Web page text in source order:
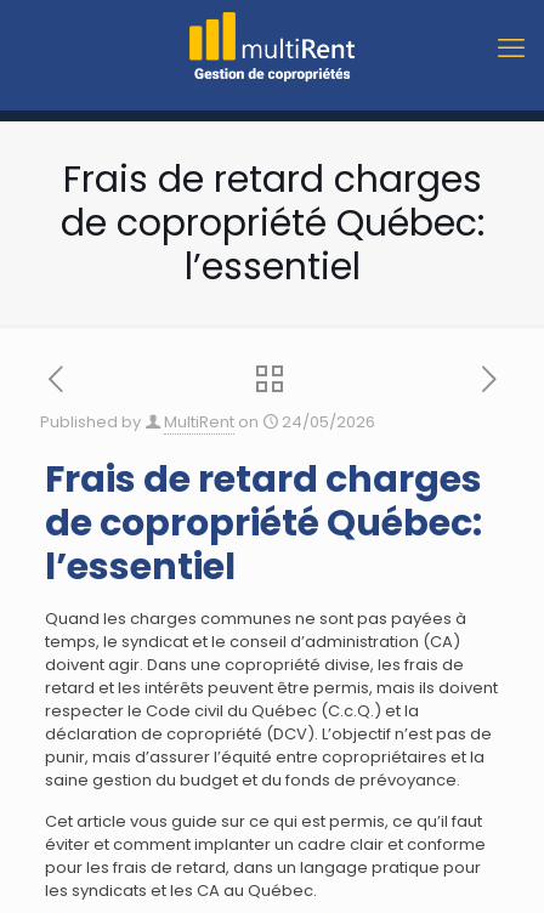
Frais de retard charges
de copropriété Québec:
l’essentiel
Published by MultiRent on 24/05/2026
Frais de retard charges
de copropriété Québec:
l’essentiel
Quand les charges communes ne sont pas payées à
temps, le syndicat et le conseil d’administration (CA)
doivent agir. Dans une copropriété divise, les frais de
retard et les intérêts peuvent être permis, mais ils doivent
respecter le Code civil du Québec (C.c.Q.) et la
déclaration de copropriété (DCV). L’objectif n’est pas de
punir, mais d’assurer l’équité entre copropriétaires et la
saine gestion du budget et du fonds de prévoyance.
Cet article vous guide sur ce qui est permis, ce qu’il faut
éviter et comment implanter un cadre clair et conforme
pour les frais de retard, dans un langage pratique pour
les syndicats et les CA au Québec.